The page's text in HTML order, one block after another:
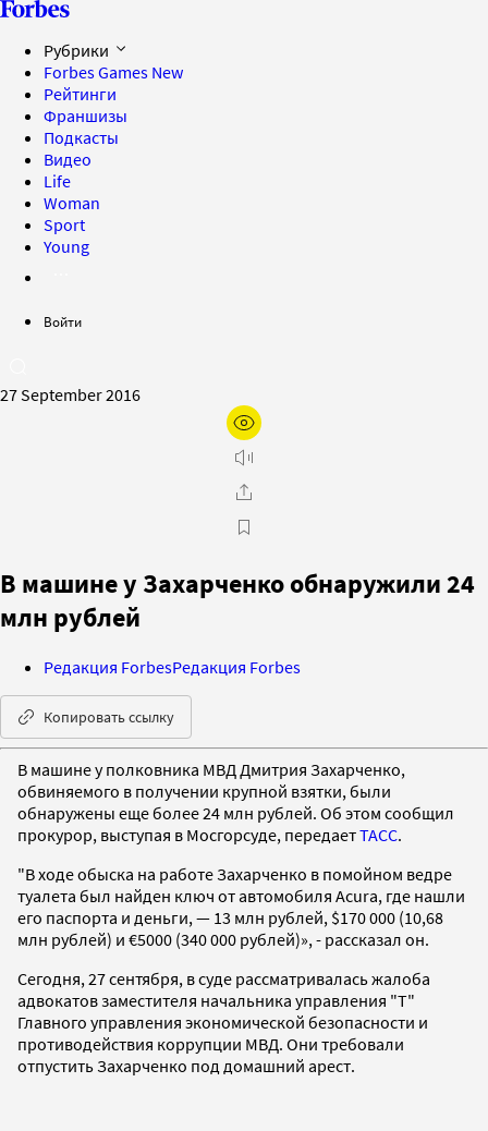
Рубрики
Forbes Games New
Рейтинги
Франшизы
Подкасты
Видео
Life
Woman
Sport
Young
Войти
27 September 2016
В машине у Захарченко обнаружили 24
млн рублей
Редакция ForbesРедакция Forbes
Копировать ссылку
В машине у полковника МВД Дмитрия Захарченко,
обвиняемого в получении крупной взятки, были
обнаружены еще более 24 млн рублей. Об этом сообщил
прокурор, выступая в Мосгорсуде, передаетТАСС.
"В ходе обыска на работе Захарченко в помойном ведре
туалета был найден ключ от автомобиля Acura, где нашли
его паспорта и деньги, — 13 млн рублей, $170 000 (10,68
млн рублей) и €5000 (340 000 рублей)», - рассказал он.
Сегодня, 27 сентября, в суде рассматривалась жалоба
адвокатов заместителя начальника управления "Т"
Главного управления экономической безопасности и
противодействия коррупции МВД. Они требовали
отпустить Захарченко под домашний арест.